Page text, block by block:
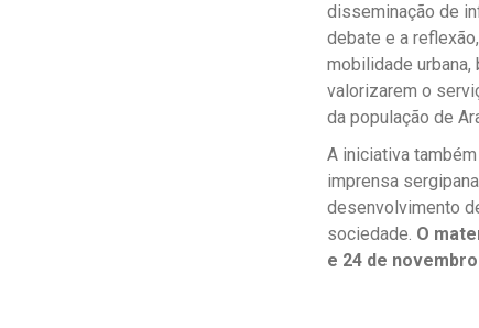
disseminação de
debate e a
mobilidade
valorizarem o
da população de
A iniciativa
imprensa
desenvolvimento
sociedade. O
e 24 de